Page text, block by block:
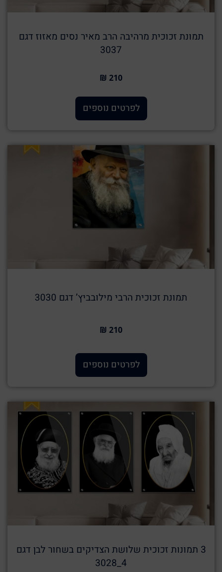
תמונת זכוכית מרהיבה הרב מאיר נסים מאזוז דגם
3037
210 ₪
לפרטים נוספים
תמונת זכוכית הרבי מילובביץ’ דגם 3030
210 ₪
לפרטים נוספים
3 תמונות זכוכית שלושת הצדיקים בשחור לבן דגם
4_3028